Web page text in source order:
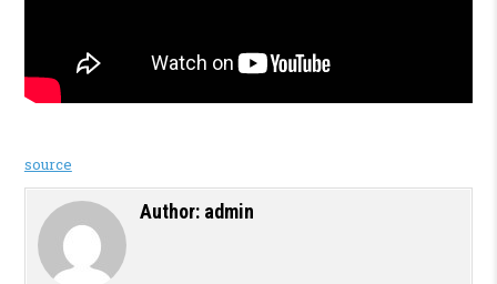
source
Author: admin